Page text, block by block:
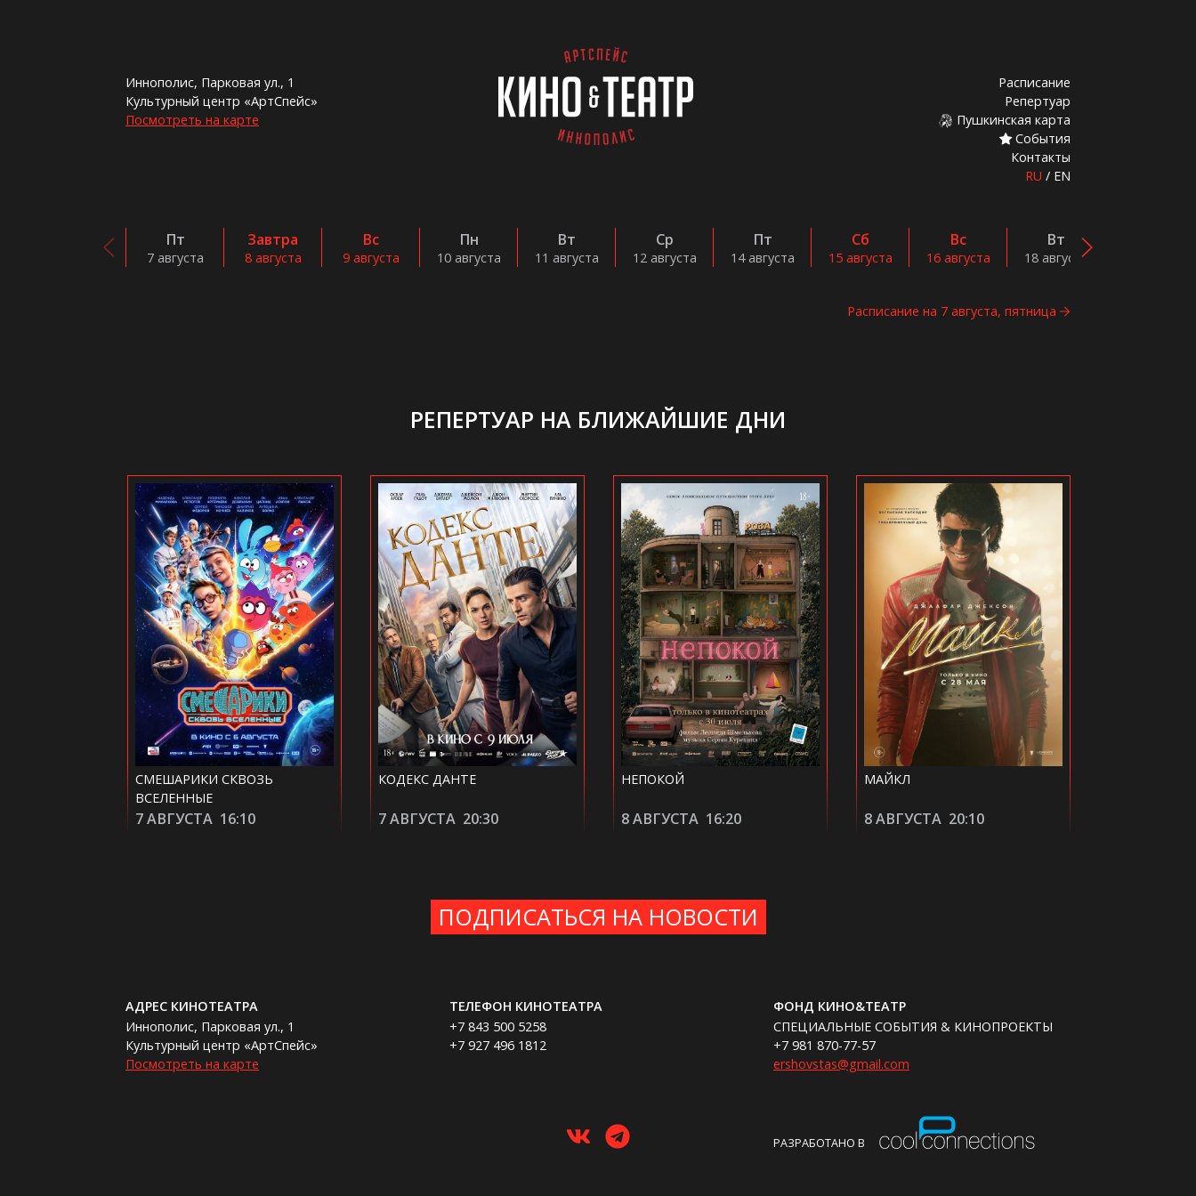
Расписание
Репертуар
Пушкинская карта
События
Контакты
RU / EN
Иннополис, Парковая ул., 1
Культурный центр «АртСпейс»
Посмотреть на карте
Пт
7 августа
Завтра
8 августа
Вс
9 августа
Пн
10 августа
Вт
11 августа
Ср
12 августа
Пт
14 августа
Сб
15 августа
Вс
16 августа
Вт
18 августа
Расписание на 7 августа, пятница
РЕПЕРТУАР НА БЛИЖАЙШИЕ ДНИ
СМЕШАРИКИ СКВОЗЬ
ВСЕЛЕННЫЕ
7 АВГУСТА 16:10
КОДЕКС ДАНТЕ
7 АВГУСТА 20:30
НЕПОКОЙ
8 АВГУСТА 16:20
МАЙКЛ
8 АВГУСТА 20:10
ПОДПИСАТЬСЯ НА НОВОСТИ
АДРЕС КИНОТЕАТРА
Иннополис, Парковая ул., 1
Культурный центр «АртСпейс»
Посмотреть на карте
ТЕЛЕФОН КИНОТЕАТРА
+7 843 500 5258
+7 927 496 1812
ФОНД КИНО&ТЕАТР
СПЕЦИАЛЬНЫЕ СОБЫТИЯ & КИНОПРОЕКТЫ
+7 981 870-77-57
ershovstas@gmail.com
РАЗРАБОТАНО В